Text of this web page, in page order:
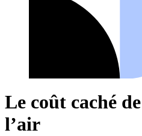
Le coût caché
l’air